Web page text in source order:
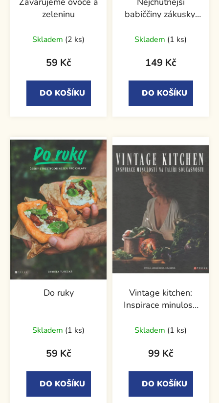
zeleninu
Skladem (2 ks)
59 Kč
DO KOŠÍKU
babiččiny zákusky:
zákusky našich
Skladem (1 ks)
149 Kč
DO KOŠÍKU
Do ruky
Skladem (1 ks)
59 Kč
DO KOŠÍKU
Vintage kitchen:
Inspirace minulostí
Skladem (1 ks)
99 Kč
DO KOŠÍKU